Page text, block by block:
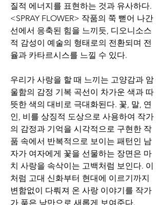
질적 에너지를 표현하는 것과 유사하다.
<SPRAY FLOWER> 작품의 쭉 뻗어 나간
선에서 응축된 힘을 느끼듯, 디오니소스
적 감성이 예술의 형태로의 전환되며 전
율과 카타르시스를 느낄 수 있다.
우리가 사랑을 할 때 느끼는 고양감과 암
울함의 감정 기복 곡선이 차가운 색과 따
뜻한 색의 대비로 극대화된다. 꽃, 말, 연
인, 비를 상징적 도상으로 사용하여 작가
의 감정과 기억을 시각적으로 구현한 작
품 속에서 반복적으로 보이는 패턴인 남
자가 여자에게 꽃을 선물하는 장면은 마
치 사랑을 속삭이는 고백처럼 보인다. 이
처럼 고대 신화부터 현대에 이르기까지
변함없이 다뤄져 온 사랑 이야기를 작가
가 품은 낭만으로 새롭게 보여준다.